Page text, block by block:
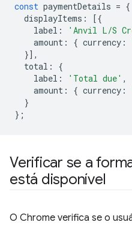
const paymentDetails = {
displayItems :
[{
label : 'Anvil L/S
amount : { currency :
}],
total :
{
label : 'Total due' ,
amount : { currency :
}
};
Verificar se a
está disponível
O Chrome verifica se o